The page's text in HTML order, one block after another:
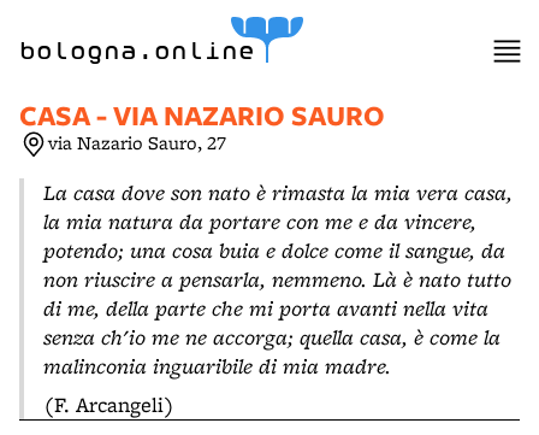
bologna.online
CASA - VIA NAZARIO SAURO
via Nazario Sauro, 27
La casa dove son nato è rimasta la mia vera casa,
la mia natura da portare con me e da vincere,
potendo; una cosa buia e dolce come il sangue, da
non riuscire a pensarla, nemmeno. Là è nato tutto
di me, della parte che mi porta avanti nella vita
senza ch'io me ne accorga; quella casa, è come la
malinconia inguaribile di mia madre.
(F. Arcangeli)